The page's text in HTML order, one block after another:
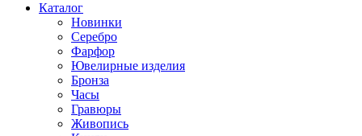
Каталог
Новинки
Серебро
Фарфор
Ювелирные изделия
Бронза
Часы
Гравюры
Живопись